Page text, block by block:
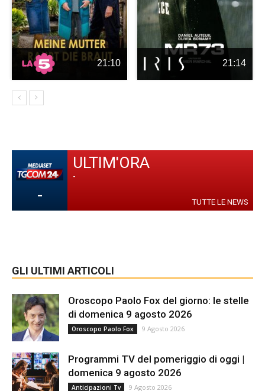
21:10 21:14
-
ULTIM'ORA
-
TUTTE LE NEWS
GLI ULTIMI ARTICOLI
Oroscopo Paolo Fox del giorno: le stelle
di domenica 9 agosto 2026
Oroscopo Paolo Fox 9 Agosto 2026
Programmi TV del pomeriggio di oggi |
domenica 9 agosto 2026
Anticipazioni Tv 9 Agosto 2026